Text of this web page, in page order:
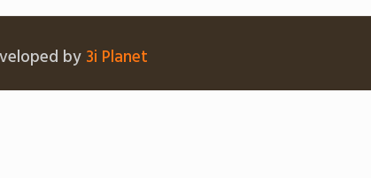
by 3i Planet